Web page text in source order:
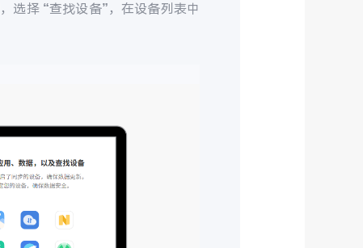
，选择 “查找设备”，在设备列表中